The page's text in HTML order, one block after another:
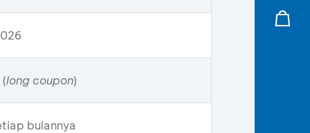
long coupon)
bulannya